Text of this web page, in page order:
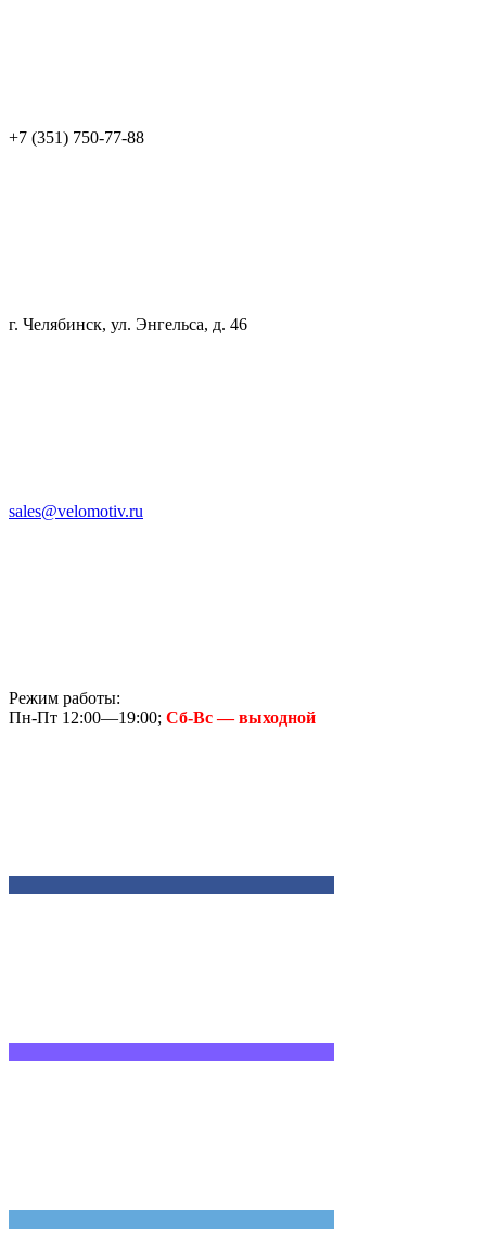
+7 (351) 750-77-88
г. Челябинск, ул. Энгельса, д. 46
sales@velomotiv.ru
Режим работы:
Пн-Пт 12:00—19:00; Сб-Вс — выходной